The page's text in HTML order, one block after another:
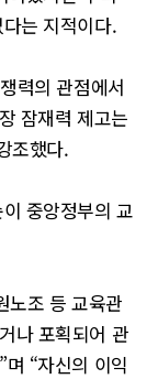
는 지적이다.
력의 관점에서
잠재력 제고는
조했다.
중앙정부의 교
노조 등 교육관
나 포획되어 관
“자신의 이익